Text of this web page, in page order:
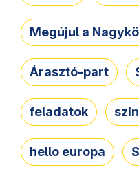
Megújul a
Árasztó-part
feladatok
hello europa